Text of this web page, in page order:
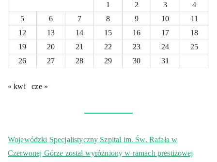
1
2 3
4
5
6 7 8 9 10
11
12
13 14 15 16 17
18
19
20 21 22 23 24
25
26
27 28 29 30 31
« kwi cze »
Wojewódzki Specjalistyczny Szpital im. Św. Rafała w
Czerwonej Górze został wyróżniony w ramach prestiżowej